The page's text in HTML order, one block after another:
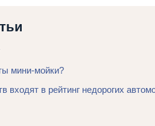
мини-мойки?
входят в рейтинг недорогих